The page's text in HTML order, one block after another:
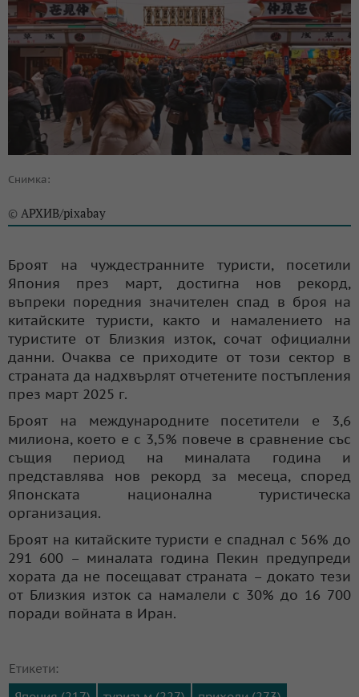
Снимка:
© АРХИВ/pixabay
Броят на чуждестранните туристи, посетили
Япония през март, достигна нов рекорд,
въпреки поредния значителен спад в броя на
китайските туристи, както и намалението на
туристите от Близкия изток, сочат официални
данни. Очаква се приходите от този сектор в
страната да надхвърлят отчетените постъпления
през март 2025 г.
Броят на международните посетители е 3,6
милиона, което е с 3,5% повече в сравнение със
същия период на миналата година и
представлява нов рекорд за месеца, според
Японската национална туристическа
организация.
Броят на китайските туристи е спаднал с 56% до
291 600 – миналата година Пекин предупреди
хората да не посещават страната – докато тези
от Близкия изток са намалели с 30% до 16 700
поради войната в Иран.
Етикети: